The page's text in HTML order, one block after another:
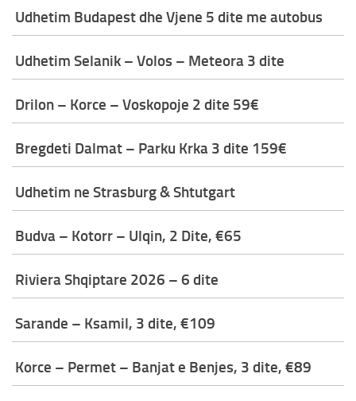
Udhetim Budapest dhe Vjene 5 dite me autobus
Udhetim Selanik – Volos – Meteora 3 dite
Drilon – Korce – Voskopoje 2 dite 59€
Bregdeti Dalmat – Parku Krka 3 dite 159€
Udhetim ne Strasburg & Shtutgart
Budva – Kotorr – Ulqin, 2 Dite, €65
Riviera Shqiptare 2026 – 6 dite
Sarande – Ksamil, 3 dite, €109
Korce – Permet – Banjat e Benjes, 3 dite, €89